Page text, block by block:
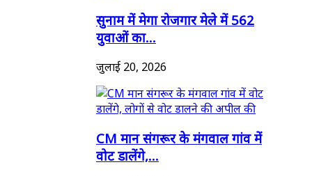
सुनाम में मेगा रोजगार मेले में 562
युवाओं का...
जुलाई 20, 2026
CM मान संगरूर के मंगवाल गांव में
वोट डालेंगे,...